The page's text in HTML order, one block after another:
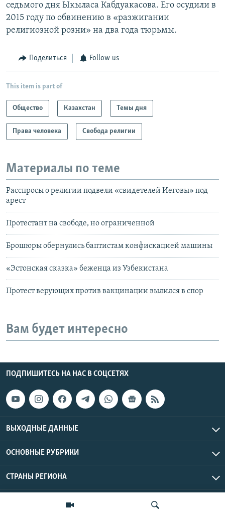
седьмого дня Ыкыласа Кабдуакасова. Его осудили в
2015 году по обвинению в «разжигании
религиозной розни» на два года тюрьмы.
Поделиться Follow us
This item is part of
Общество Казахстан Темы дня
Права человека Свобода религии
Материалы по теме
Расспросы о религии подвели «свидетелей Иеговы» под
арест
Протестант на свободе, но ограниченной
Брошюры обернулись баптистам конфискацией машины
«Эстонская сказка» беженца из Узбекистана
Протест верующих против вакцинации вылился в спор
Вам будет интересно
ПОДПИШИТЕСЬ НА НАС В СОЦСЕТЯХ
ВЫХОДНЫЕ ДАННЫЕ
ОСНОВНЫЕ РУБРИКИ
СТРАНЫ РЕГИОНА
Азаттык Азия © 2026 RFE/RL, Inc. | Все права защищены.